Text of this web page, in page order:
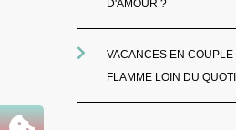
D'AMOUR ?
VACANCES EN
FLAMME LOIN DU